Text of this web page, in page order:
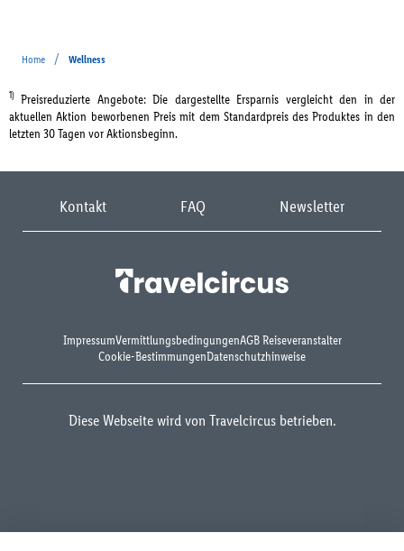
Home / Wellness
1) Preisreduzierte Angebote: Die dargestellte Ersparnis vergleicht den in der
aktuellen Aktion beworbenen Preis mit dem Standardpreis des Produktes in den
letzten 30 Tagen vor Aktionsbeginn.
Kontakt FAQ Newsletter
ImpressumVermittlungsbedingungenAGB Reiseveranstalter
Cookie-BestimmungenDatenschutzhinweise
Diese Webseite wird von Travelcircus betrieben.